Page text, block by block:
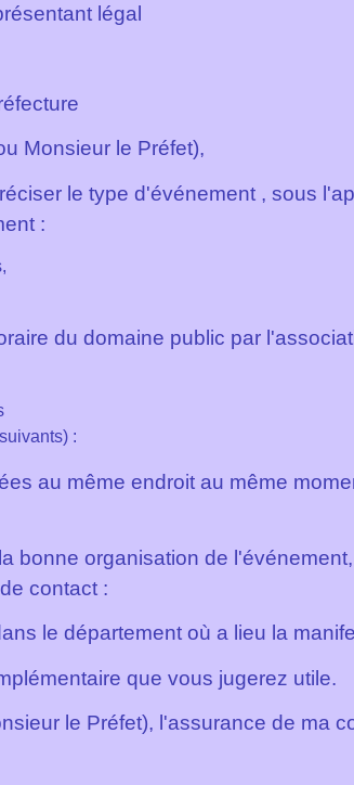
légal
Monsieur le Préfet),
le type d'événement , sous
:
du domaine public par
:
au même endroit au même
bonne organisation de
contact :
le département où a lieu la
que vous jugerez utile.
le Préfet), l'assurance de ma